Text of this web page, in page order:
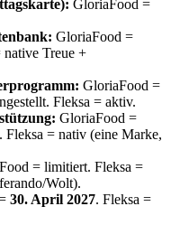
GloriaFood =
GloriaFood =
Treue +
GloriaFood =
Fleksa = aktiv.
GloriaFood =
Fleksa = nativ (eine Marke,
= limitiert. Fleksa =
Wolt).
30. April 2027. Fleksa =